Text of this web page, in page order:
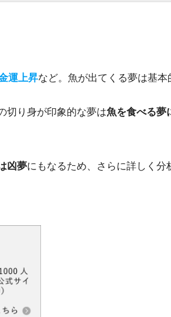
運上昇など。魚が出てくる夢は基本
切り身が印象的な夢は魚を食べる夢
凶夢にもなるため、さらに詳しく分